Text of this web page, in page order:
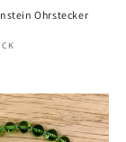
Ohrstecker